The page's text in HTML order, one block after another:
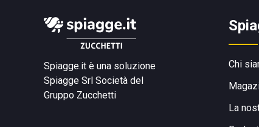
Spiagge.it è una soluzione
Spiagge Srl Società del
Gruppo Zucchetti
Chi
La